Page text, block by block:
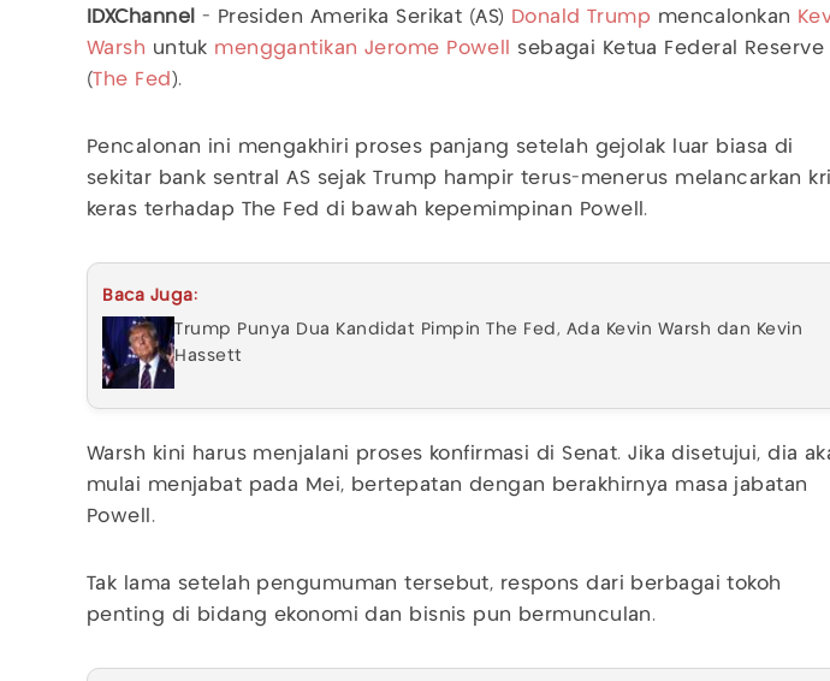
IDXChannel - Presiden Amerika Serikat (AS) Donald Trump mencalonkan
Warsh untuk menggantikan Jerome Powell
sebagai Ketua Federal Reserve
( The Fed ).
Pencalonan ini mengakhiri proses panjang setelah gejolak luar biasa di
sekitar bank sentral AS sejak Trump hampir terus-menerus melancarkan
keras terhadap The Fed di bawah kepemimpinan Powell.
Baca Juga:
Trump Punya Dua Kandidat Pimpin The Fed, Ada Kevin Warsh dan Kevin
Hassett
Warsh kini harus menjalani proses konfirmasi di Senat. Jika disetujui, dia
mulai menjabat pada Mei, bertepatan dengan berakhirnya masa jabatan
Powell.
Tak lama setelah pengumuman tersebut, respons dari berbagai tokoh
penting di bidang ekonomi dan bisnis pun bermunculan.